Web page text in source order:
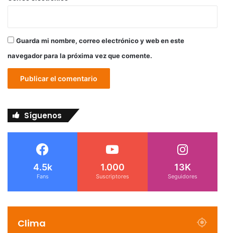
Guarda mi nombre, correo electrónico y web en este
navegador para la próxima vez que comente.
Síguenos
4.5k
Fans
1.000
Suscriptores
13K
Seguidores
Clima